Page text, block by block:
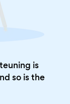
is
so is the